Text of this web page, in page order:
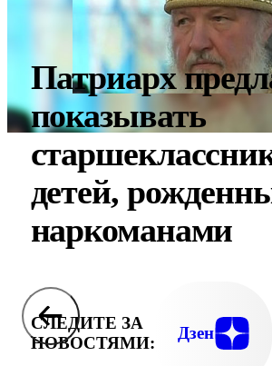
Патриарх
показывать
детей,
наркоманами
СЛЕДИТЕ ЗА
НОВОСТЯМИ:
Дзен